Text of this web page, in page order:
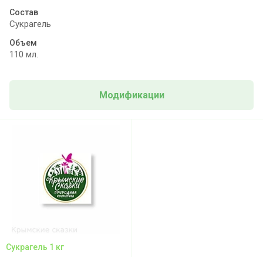
Состав
Сукрагель
Объем
110 мл.
Модификации
Сукрагель 1 кг